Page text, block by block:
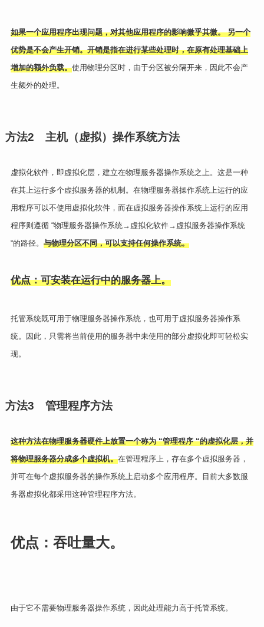
如果一个应用程序出现问题，对其他应用程序的影响微乎其微。 另一个
优势是不会产生开销。开销是指在进行某些处理时，在原有处理基础上
增加的额外负载。使用物理分区时，由于分区被分隔开来，因此不会产
生额外的处理。
方法2 主机（虚拟） 操作系统方法
虚拟化软件，即虚拟化层，建立在物理服务器操作系统之上。这是一种
在其上运行多个虚拟服务器的机制。在物理服务器操作系统上运行的应
用程序可以不使用虚拟化软件，而在虚拟服务器操作系统上运行的应用
程序则遵循 “物理服务器操作系统→虚拟化软件→虚拟服务器操作系统
“的路径。 与物理分区不同，可以支持任何操作系统。
优点：可安装在运行中的服务器上。
托管系统既可用于物理服务器操作系统，也可用于虚拟服务器操作系
统。因此，只需将当前使用的服务器中未使用的部分虚拟化即可轻松实
现。
方法3 管理程序方法
这种方法在物理服务器硬件上放置一个称为 “管理程序 “的虚拟化层，并
将物理服务器分成多个虚拟机。在管理程序上，存在多个虚拟服务器，
并可在每个虚拟服务器的操作系统上启动多个应用程序。目前大多数服
务器虚拟化都采用这种管理程序方法。
优点：吞吐量大。
由于它不需要物理服务器操作系统，因此处理能力高于托管系统。